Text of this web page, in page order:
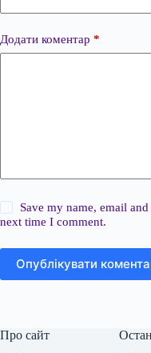
Додати коментар *
Save my name, email
next time I comment.
Опублікувати
Про сайт